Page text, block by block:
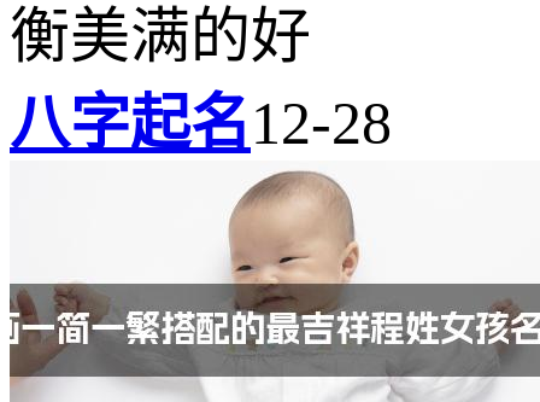
衡美满的好
八字起名12-28